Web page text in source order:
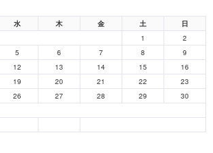
水 木 金 土 日
1
2
5 6 7 8
9
12 13 14 15
16
19 20 21 22
23
26 27 28 29
30